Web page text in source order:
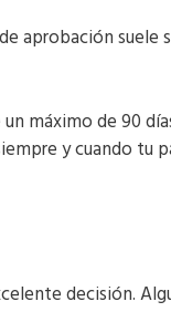
aprobación suele
máximo de 90
y cuando tu
decisión.